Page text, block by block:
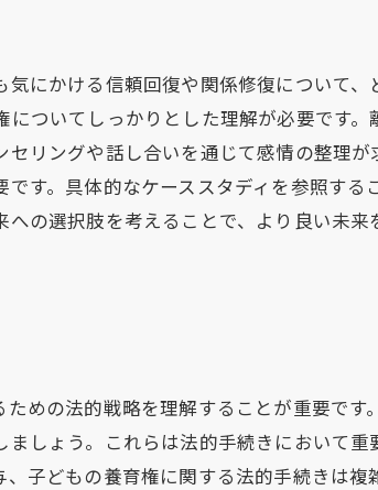
にかける信頼回復や関係修復について、
ついてしっかりとした理解が必要です。
リングや話し合いを通じて感情の整理が
す。具体的なケーススタディを参照する
の選択肢を考えることで、より良い未来
めの法的戦略を理解することが重要です
しょう。これらは法的手続きにおいて重
子どもの養育権に関する法的手続きは複